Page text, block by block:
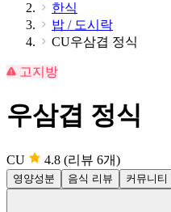
한식
밥 / 도시락
CU우삼겹 정식
고지방
우삼겹 정식
CU 4.8 (리뷰 6개)
영양성분 음식 리뷰 커뮤니티